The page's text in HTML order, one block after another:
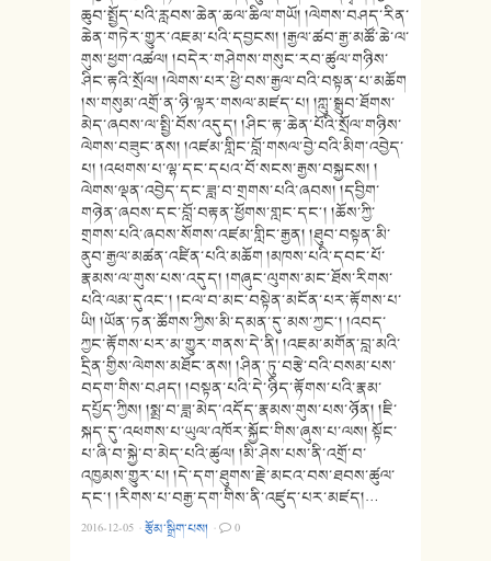
ཆུབ་སྤྱོད་པའི་རླབས་ཆེན་ཆལ་ཆིལ་གཡོ། །ལེགས་བཤད་རིན་
ཆེན་གཏེར་གྱུར་འཇམ་པའི་དབྱངས། །རྒྱལ་ཚབ་རྒྱ་མཚོ་ཆེ་ལ་
གུས་ཕྱག་འཚལ། །བདེར་གཤེགས་གསུང་རབ་ཚུལ་གཉིས་
ཤིང་རྟའི་སྲོལ། །ལེགས་པར་ཕྱེ་བས་རྒྱལ་བའི་བསྟན་པ་མཆོག
།ས་གསུམ་འགྲོ་ན་ཉི་ལྟར་གསལ་མཛད་པ། །ཀླུ་སྒྲུབ་ཐོགས་
མེད་ཞབས་ལ་སྤྱི་བོས་འདུད། །ཤིང་རྟ་ཆེན་པོའི་སྲོལ་གཉིས་
ལེགས་བཟུང་ནས། །འཛམ་གླིང་བློ་གསལ་བྱེ་བའི་མིག་འབྱེད་
པ། །འཕགས་པ་ལྷ་དང་དཔའ་བོ་སངས་རྒྱས་བསྐྱངས། །
ལེགས་ལྡན་འབྱེད་དང་ཟླ་བ་གྲགས་པའི་ཞབས། །དབྱིག་
གཉེན་ཞབས་དང་བློ་བརྟན་ཕྱོགས་གླང་དང༌། །ཆོས་ཀྱི་
གྲགས་པའི་ཞབས་སོགས་འཛམ་གླིང་རྒྱན། །ཐུབ་བསྟན་མི་
ནུབ་རྒྱལ་མཚན་འཛིན་པའི་མཆོག །མཁས་པའི་དབང་པོ་
རྣམས་ལ་གུས་པས་འདུད། །གཞུང་ལུགས་མང་ཐོས་རིགས་
པའི་ལམ་དུའང༌། །ངལ་བ་མང་བསྟེན་མངོན་པར་རྟོགས་པ་
ཡི། །ཡོན་ཏན་ཚོགས་ཀྱིས་མི་དམན་དུ་མས་ཀྱང༌། །འབད་
ཀྱང་རྟོགས་པར་མ་གྱུར་གནས་དེ་ནི། །འཇམ་མགོན་བླ་མའི་
དྲིན་གྱིས་ལེགས་མཐོང་ནས། །ཤིན་ཏུ་བརྩེ་བའི་བསམ་པས་
བདག་གིས་བཤད། །བསྟན་པའི་དེ་ཉིད་རྟོགས་པའི་རྣམ་
དཔྱོད་ཀྱིས། །སྨྲ་བ་ཟླ་མེད་འདོད་རྣམས་གུས་པས་ཉོན། །ཇི་
སྐད་དུ་འཕགས་པ་ཡུལ་འཁོར་སྐྱོང་གིས་ཞུས་པ་ལས། སྟོང་
པ་ཞི་བ་སྐྱེ་བ་མེད་པའི་ཚུལ། །མི་ཤེས་པས་ནི་འགྲོ་བ་
འཁྱམས་གྱུར་པ། །དེ་དག་ཐུགས་རྗེ་མངའ་བས་ཐབས་ཚུལ་
དང༌། །རིགས་པ་བརྒྱ་དག་གིས་ནི་འཛུད་པར་མཛད།…
2016-12-05 ·རྩོམ་སྒྲིག་པས། · 0